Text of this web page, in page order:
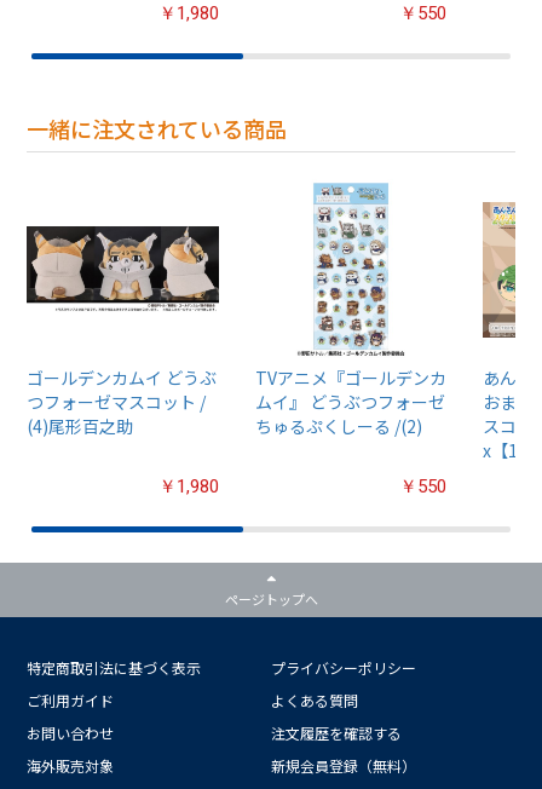
￥1,980 ￥550
一緒に注文されている商品
ゴールデンカムイ どうぶ
つフォーゼマスコット /
(4)尾形百之助
￥1,980
TVアニメ『ゴールデンカ
ムイ』 どうぶつフォーゼ
ちゅるぷくしーる /(2)
￥550
あんさ
おまん
スコッ
x【
ページトップへ
特定商取引法に基づく表示
プライバシーポリシー
ご利用ガイド
よくある質問
お問い合わせ
注文履歴を確認する
海外販売対象
新規会員登録（無料）